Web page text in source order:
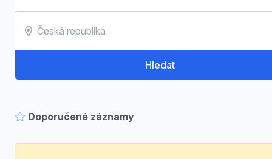
Hledat
Doporučené záznamy